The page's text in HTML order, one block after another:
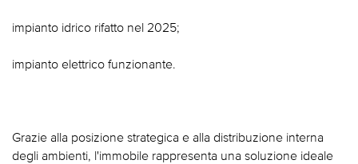
impianto idrico rifatto nel 2025;
impianto elettrico funzionante.
Grazie alla posizione strategica e alla distribuzione interna
degli ambienti, l'immobile rappresenta una soluzione ideale